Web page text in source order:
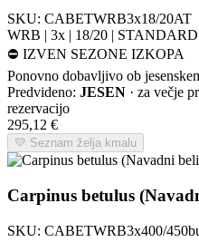
SKU: CABETWRB3x18/20AT
WRB | 3x | 18/20 | STANDARD
⛔ IZVEN SEZONE IZKOPA
Ponovno dobavljivo ob
Predvideno: JESEN · za večje
rezervacijo
295,12 €
💛 Seznam želja kmalu
Carpinus betulus
SKU: CABETWRB3x400/